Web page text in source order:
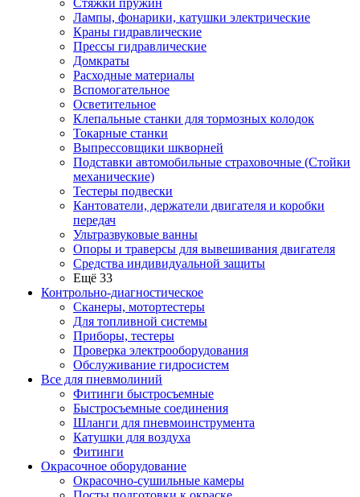
Стяжки пружин
Лампы, фонарики, катушки электрические
Краны гидравлические
Прессы гидравлические
Домкраты
Расходные материалы
Вспомогательное
Осветительное
Клепальные станки для тормозных колодок
Токарные станки
Выпрессовщики шкворней
Подставки автомобильные страховочные (Стойки
механические)
Тестеры подвески
Кантователи, держатели двигателя и коробки
передач
Ультразвуковые ванны
Опоры и траверсы для вывешивания двигателя
Средства индивидуальной защиты
Ещё 33
Контрольно-диагностическое
Сканеры, мотортестеры
Для топливной системы
Приборы, тестеры
Проверка электрооборудования
Обслуживание гидросистем
Все для пневмолиний
Фитинги быстросъемные
Быстросъемные соединения
Шланги для пневмоинструмента
Катушки для воздуха
Фитинги
Окрасочное оборудование
Окрасочно-сушильные камеры